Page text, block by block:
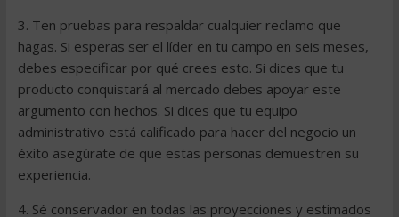
3. Ten pruebas para respaldar cualquier reclamo que
hagas. Si esperas ser el líder en tu campo en seis meses,
debes especificar por qué crees esto. Si dices que tu
producto conquistará al mercado debes apoyar este
argumento con hechos. Si dices que tu equipo
administrativo está calificado para hacer del negocio un
éxito asegúrate de que estas personas demuestren su
experiencia.
4. Sé conservador en todas las proyecciones y estimados